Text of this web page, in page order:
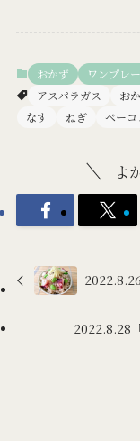
おかず ワンプレ
アスパラガス
お
なす
ねぎ ベーコ
よ
2022.8.26
2022.8.28